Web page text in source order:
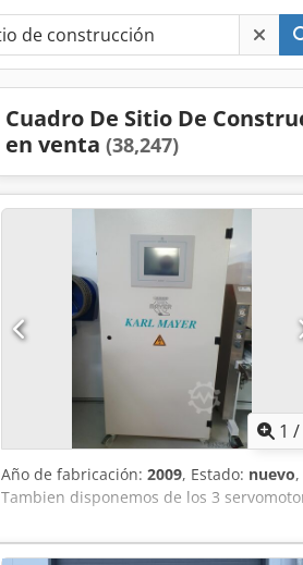
Cuadro De Sitio De
en venta (38,247)
1 /
Año de fabricación: 2009, Estado: nuevo
Tambien disponemos de los 3